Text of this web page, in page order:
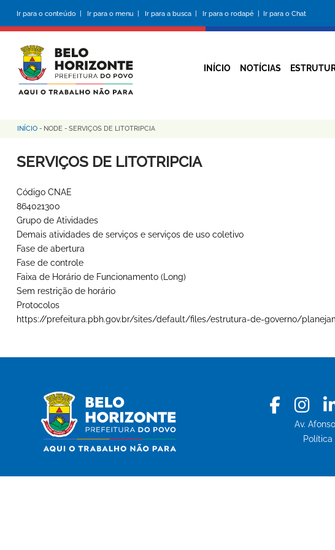
conteúdo
principal
Ir para o conteúdo | Ir para o menu | Ir para a busca | Ir para o rodapé | Ir para o Chat
INÍCIO NOTÍCIAS
Trilha
de
INÍCIO - NODE - SERVIÇOS DE LITOTRIPCIA
SERVIÇOS DE LITOTRIPCIA
Código CNAE
864021300
Grupo de Atividades
Demais atividades de serviços e serviços de uso coletivo
Fase de abertura
Fase de controle
Faixa de Horário de Funcionamento (Long)
Sem restrição de horário
Protocolos
https://prefeitura.pbh.gov.br/sites/default/files/estrutura-de-governo/
Av.